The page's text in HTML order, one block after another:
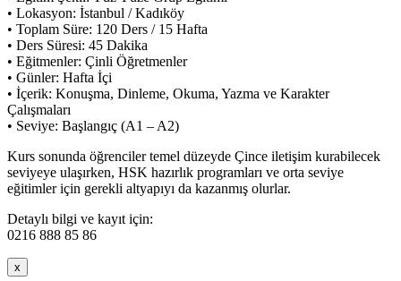
• Lokasyon: İstanbul / Kadıköy
• Toplam Süre: 120 Ders / 15 Hafta
• Ders Süresi: 45 Dakika
• Eğitmenler: Çinli Öğretmenler
• Günler: Hafta İçi
• İçerik: Konuşma, Dinleme, Okuma, Yazma ve Karakter
Çalışmaları
• Seviye: Başlangıç (A1 – A2)
Kurs sonunda öğrenciler temel düzeyde Çince iletişim kurabilecek
seviyeye ulaşırken, HSK hazırlık programları ve orta seviye
eğitimler için gerekli altyapıyı da kazanmış olurlar.
Detaylı bilgi ve kayıt için:
0216 888 85 86
x